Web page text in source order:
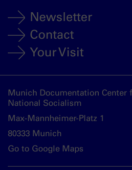
Newsletter
Contact
Your Visit
Munich Documentation Center
National Socialism
Max-Mannheimer-Platz 1
80333 Munich
Go to Google Maps